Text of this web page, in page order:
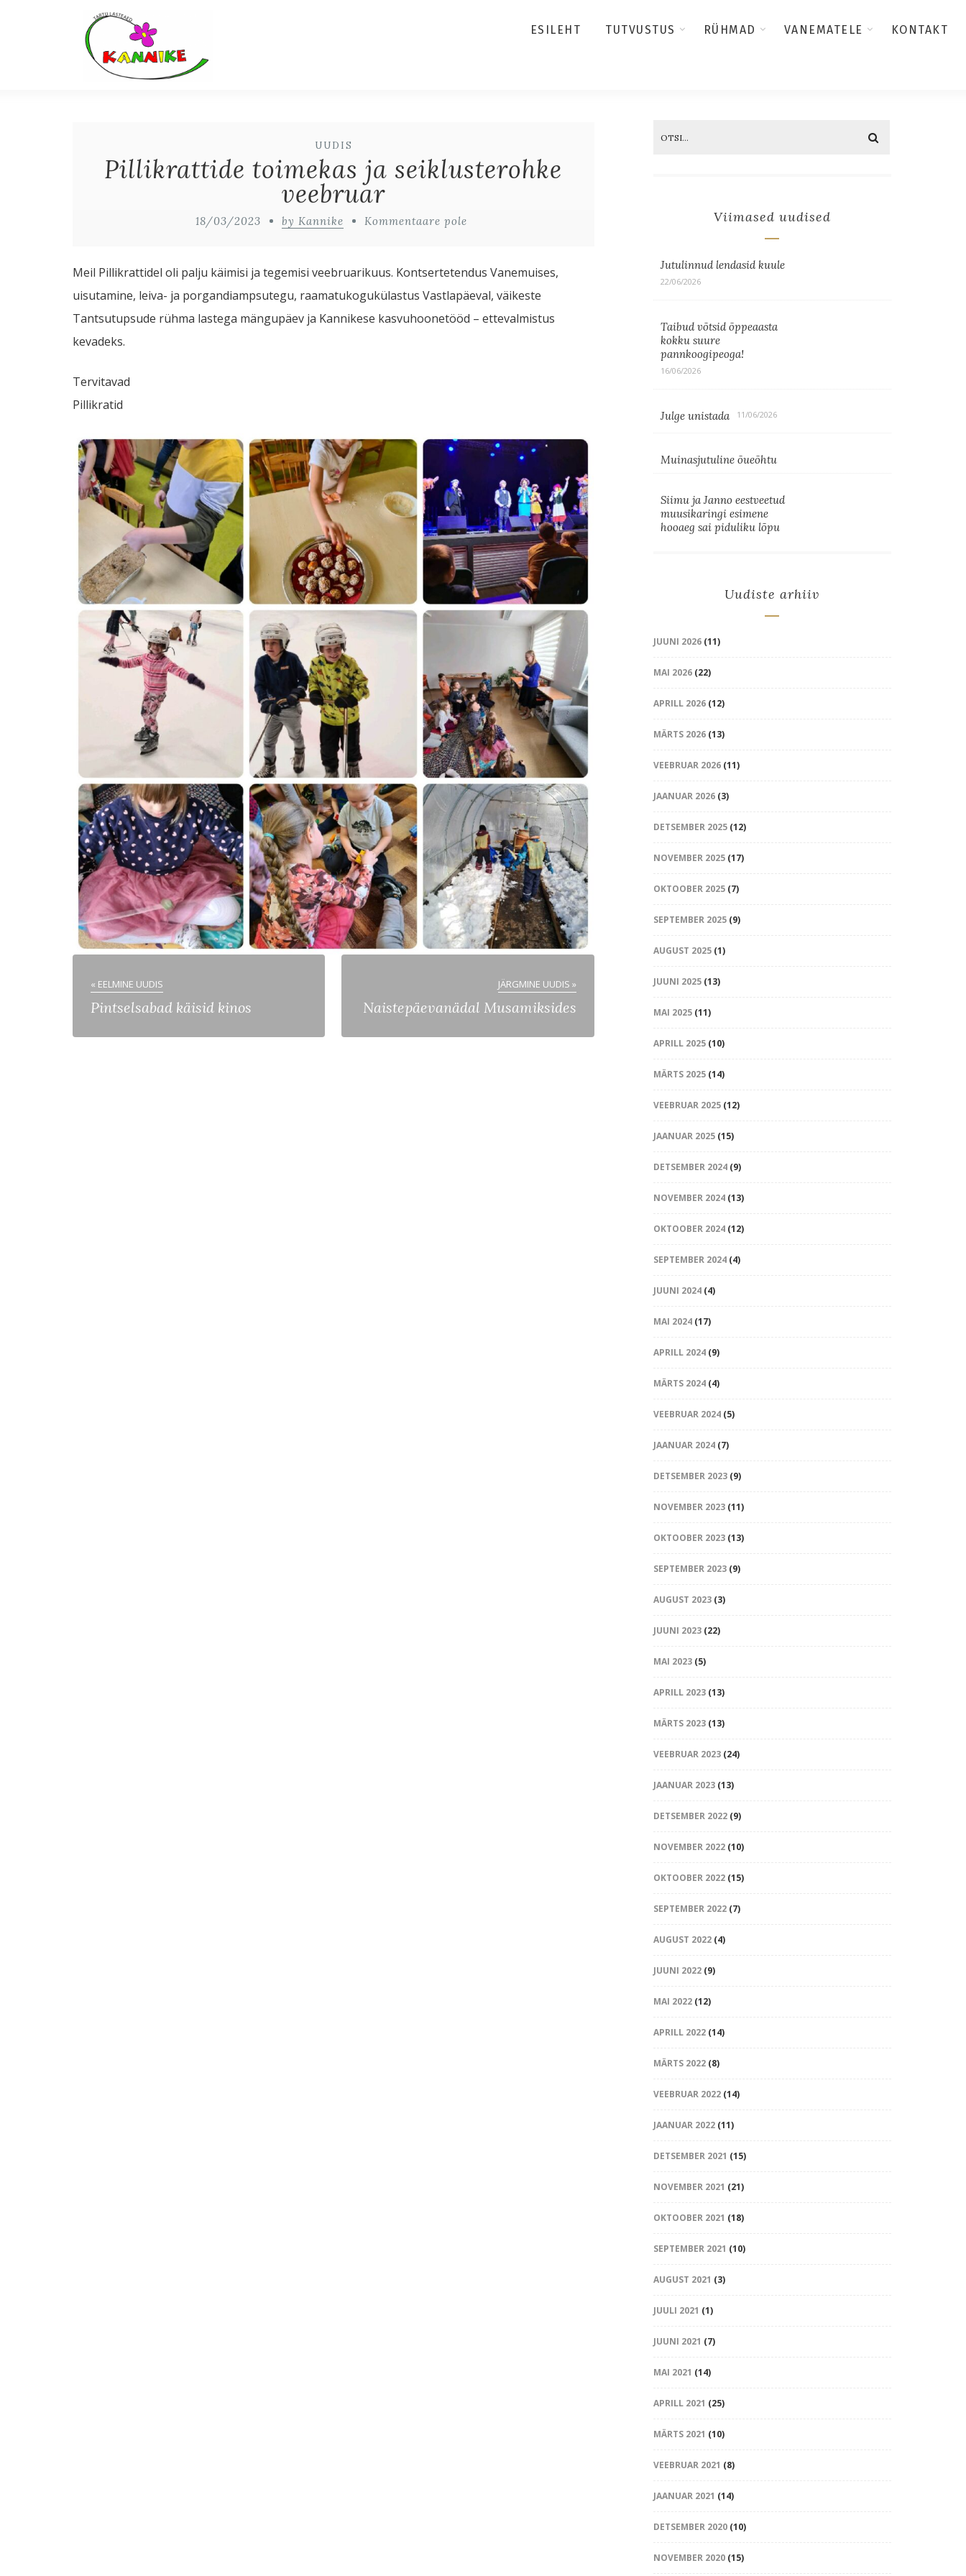
ESILEHT TUTVUSTUS RÜHMAD VANEMATELE KONTAKT
UUDIS
Pillikrattide toimekas ja seiklusterohke
veebruar
18/03/2023 by Kannike Kommentaare pole
Meil Pillikrattidel oli palju käimisi ja tegemisi veebruarikuus. Kontsertetendus Vanemuises,
uisutamine, leiva- ja porgandiampsutegu, raamatukogukülastus Vastlapäeval, väikeste
Tantsutupsude rühma lastega mängupäev ja Kannikese kasvuhoonetööd – ettevalmistus
kevadeks.
Tervitavad
Pillikratid
« EELMINE UUDIS
Pintselsabad käisid kinos
JÄRGMINE UUDIS »
Naistepäevanädal Musamiksides
Viimased uudised
Jutulinnud lendasid kuule
22/06/2026
Taibud võtsid õppeaasta
kokku suure
pannkoogipeoga!
16/06/2026
Julge unistada 11/06/2026
Muinasjutuline õueõhtu
Siimu ja Janno eestveetud
muusikaringi esimene
hooaeg sai piduliku lõpu
Uudiste arhiiv
JUUNI 2026(11)
MAI 2026(22)
APRILL 2026(12)
MÄRTS 2026(13)
VEEBRUAR 2026(11)
JAANUAR 2026(3)
DETSEMBER 2025(12)
NOVEMBER 2025(17)
OKTOOBER 2025(7)
SEPTEMBER 2025(9)
AUGUST 2025(1)
JUUNI 2025(13)
MAI 2025(11)
APRILL 2025(10)
MÄRTS 2025(14)
VEEBRUAR 2025(12)
JAANUAR 2025(15)
DETSEMBER 2024(9)
NOVEMBER 2024(13)
OKTOOBER 2024(12)
SEPTEMBER 2024(4)
JUUNI 2024(4)
MAI 2024(17)
APRILL 2024(9)
MÄRTS 2024(4)
VEEBRUAR 2024(5)
JAANUAR 2024(7)
DETSEMBER 2023(9)
NOVEMBER 2023(11)
OKTOOBER 2023(13)
SEPTEMBER 2023(9)
AUGUST 2023(3)
JUUNI 2023(22)
MAI 2023(5)
APRILL 2023(13)
MÄRTS 2023(13)
VEEBRUAR 2023(24)
JAANUAR 2023(13)
DETSEMBER 2022(9)
NOVEMBER 2022(10)
OKTOOBER 2022(15)
SEPTEMBER 2022(7)
AUGUST 2022(4)
JUUNI 2022(9)
MAI 2022(12)
APRILL 2022(14)
MÄRTS 2022(8)
VEEBRUAR 2022(14)
JAANUAR 2022(11)
DETSEMBER 2021 (15)
NOVEMBER 2021 (21)
OKTOOBER 2021 (18)
SEPTEMBER 2021 (10)
AUGUST 2021 (3)
JUULI 2021 (1)
JUUNI 2021 (7)
MAI 2021 (14)
APRILL 2021 (25)
MÄRTS 2021 (10)
VEEBRUAR 2021 (8)
JAANUAR 2021 (14)
DETSEMBER 2020(10)
NOVEMBER 2020(15)